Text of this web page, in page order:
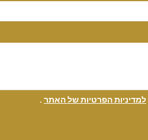
למדיניות הפרטיות של האתר .